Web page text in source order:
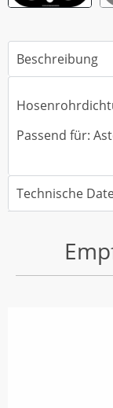
Beschreibung
Passend für:
Technische